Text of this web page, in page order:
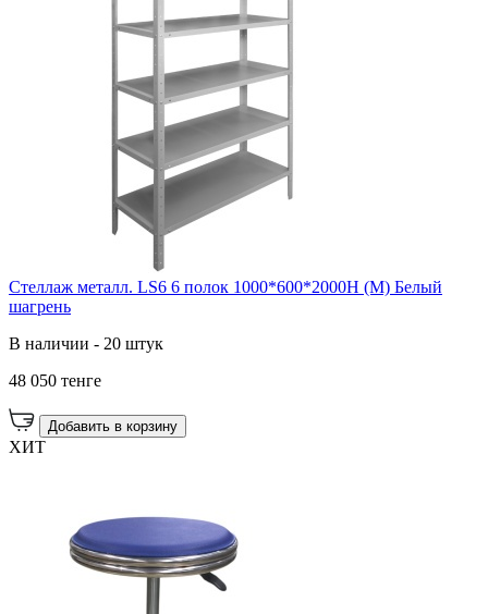
Стеллаж металл. LS6 6 полок 1000*600*2000H (М) Белый
шагрень
В наличии - 20 штук
48 050 тенге
Добавить в корзину
ХИТ